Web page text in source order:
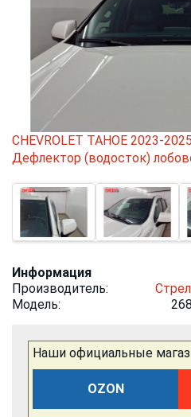
CHEVROLET TAHOE 2023-
Дефлектор (водосток)
Информация
Производитель:
Модель:
Наши официальные
OZON